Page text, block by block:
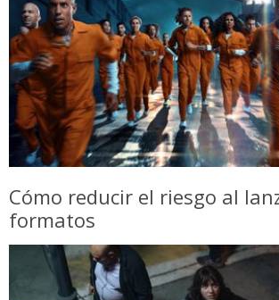
Cómo reducir el riesgo al
formatos